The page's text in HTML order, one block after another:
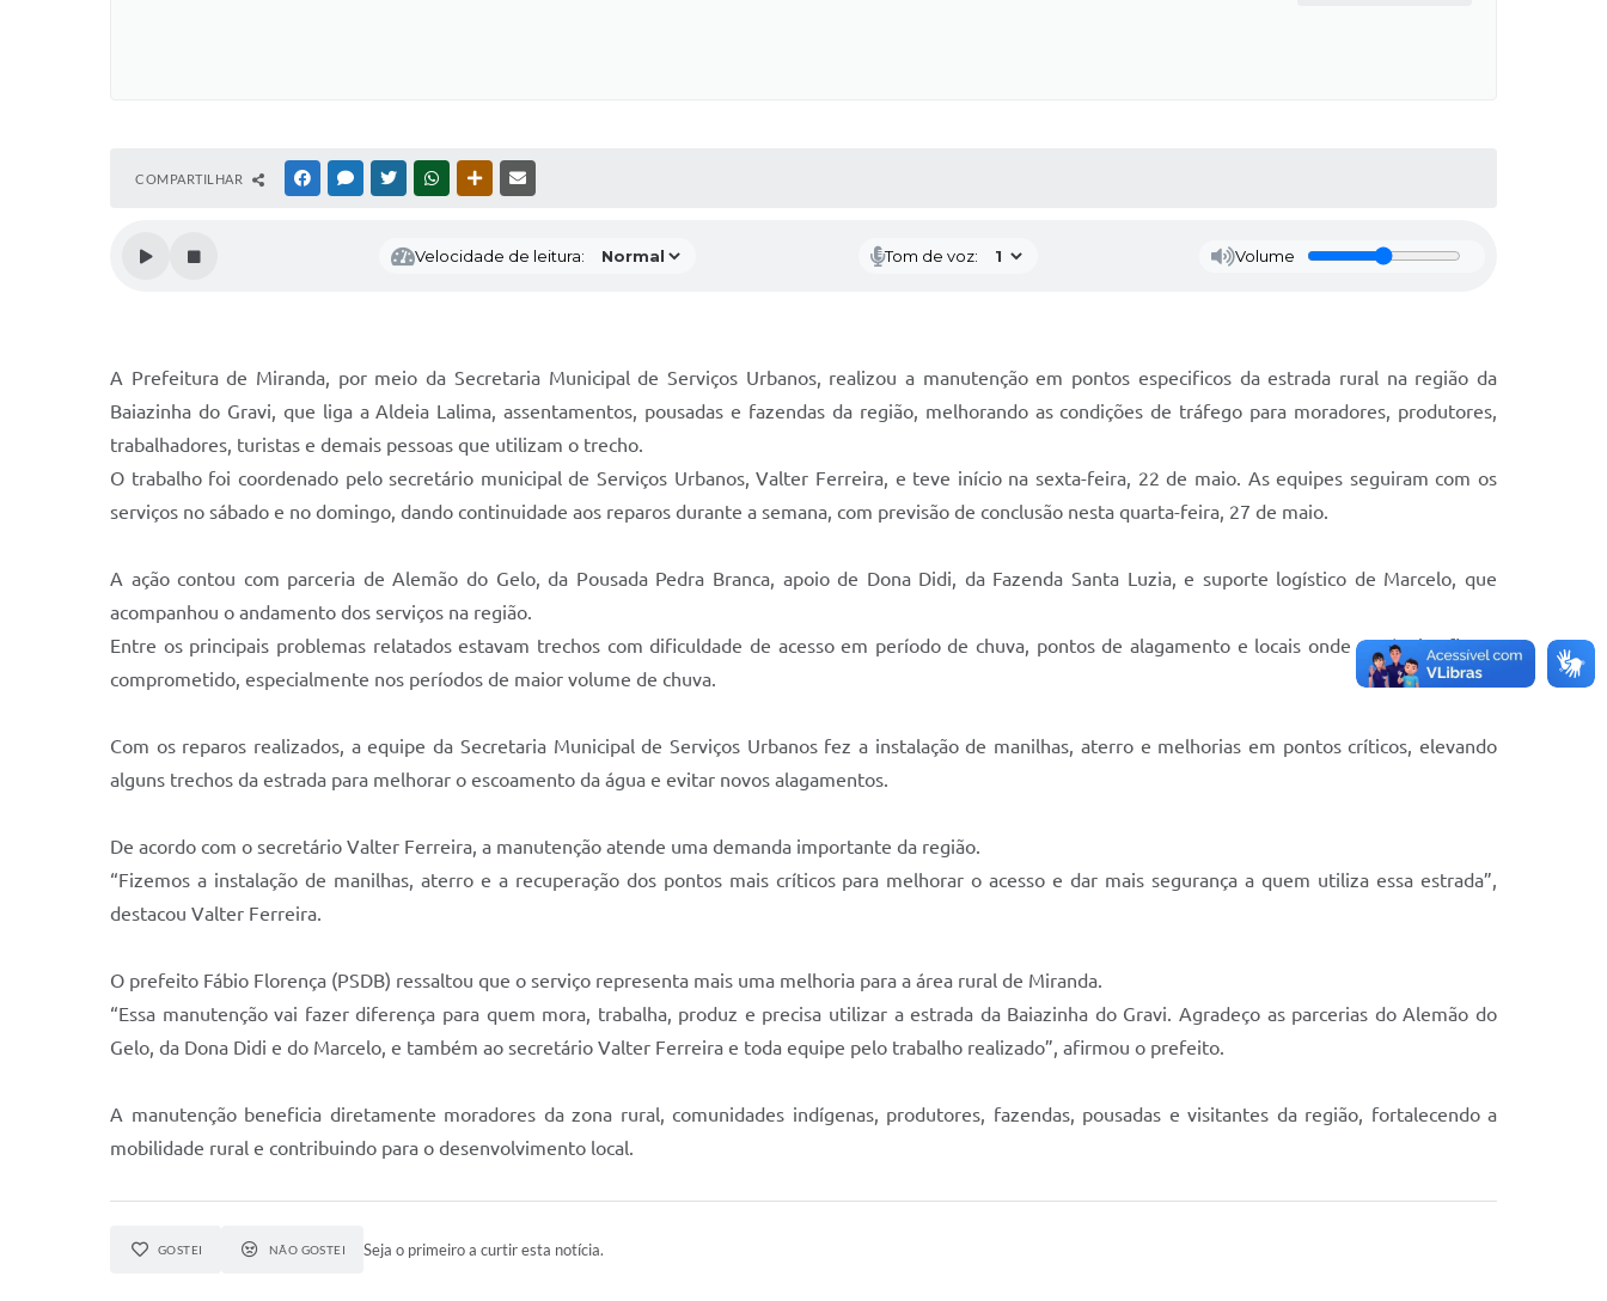
COMPARTILHAR FACEBOOKMESSENGER
TWITTERWHATSAPPOUTRAS MÍDIAS
Velocidade de leitura: Tom de voz: Volume
A Prefeitura de Miranda, por meio da Secretaria Municipal de Serviços Urbanos, realizou a manutenção em pontos especificos da estrada rural na região da
Baiazinha do Gravi, que liga a Aldeia Lalima, assentamentos, pousadas e fazendas da região, melhorando as condições de tráfego para moradores, produtores,
trabalhadores, turistas e demais pessoas que utilizam o trecho.
O trabalho foi coordenado pelo secretário municipal de Serviços Urbanos, Valter Ferreira, e teve início na sexta-feira, 22 de maio. As equipes seguiram com os
serviços no sábado e no domingo, dando continuidade aos reparos durante a semana, com previsão de conclusão nesta quarta-feira, 27 de maio.
A ação contou com parceria de Alemão do Gelo, da Pousada Pedra Branca, apoio de Dona Didi, da Fazenda Santa Luzia, e suporte logístico de Marcelo, que
acompanhou o andamento dos serviços na região.
Entre os principais problemas relatados estavam trechos com dificuldade de acesso em período de chuva, pontos de alagamento e locais onde o trânsito ficava
comprometido, especialmente nos períodos de maior volume de chuva.
Com os reparos realizados, a equipe da Secretaria Municipal de Serviços Urbanos fez a instalação de manilhas, aterro e melhorias em pontos críticos, elevando
alguns trechos da estrada para melhorar o escoamento da água e evitar novos alagamentos.
De acordo com o secretário Valter Ferreira, a manutenção atende uma demanda importante da região.
“Fizemos a instalação de manilhas, aterro e a recuperação dos pontos mais críticos para melhorar o acesso e dar mais segurança a quem utiliza essa estrada”,
destacou Valter Ferreira.
O prefeito Fábio Florença (PSDB) ressaltou que o serviço representa mais uma melhoria para a área rural de Miranda.
“Essa manutenção vai fazer diferença para quem mora, trabalha, produz e precisa utilizar a estrada da Baiazinha do Gravi. Agradeço as parcerias do Alemão do
Gelo, da Dona Didi e do Marcelo, e também ao secretário Valter Ferreira e toda equipe pelo trabalho realizado”, afirmou o prefeito.
A manutenção beneficia diretamente moradores da zona rural, comunidades indígenas, produtores, fazendas, pousadas e visitantes da região, fortalecendo a
mobilidade rural e contribuindo para o desenvolvimento local.
GOSTEI NÃO GOSTEI Seja o primeiro a curtir esta notícia.